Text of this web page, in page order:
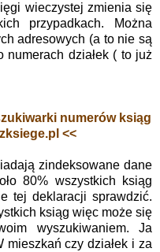
wieczystej zmienia się
przypadkach. Można
adresowych (a to nie są
działek ( to już
numerów ksiąg
<<
zindeksowane dane
80% wszystkich ksiąg
tej deklaracji sprawdzić.
ksiąg więc może się
wyszukiwaniem. Ja
mieszkań czy działek i za